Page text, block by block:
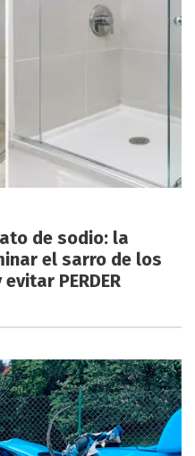
de sodio: la
el sarro de los
PERDER